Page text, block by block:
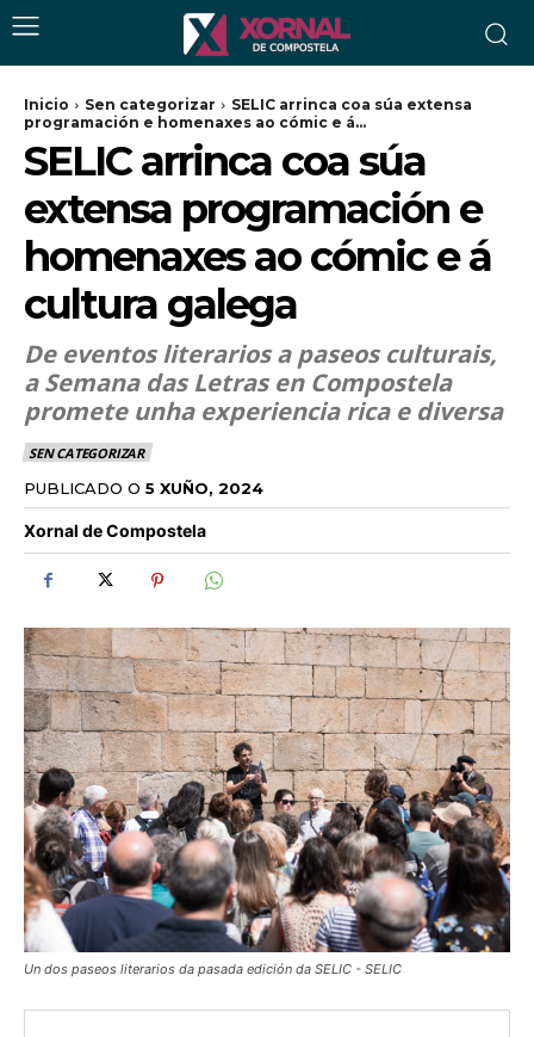
Inicio Sen categorizar
SELIC arrinca coa súa extensa
programación e homenaxes ao cómic e á...
SELIC arrinca coa súa
extensa programación e
homenaxes ao cómic e á
cultura galega
De eventos literarios a paseos culturais,
a Semana das Letras en Compostela
promete unha experiencia rica e diversa
SEN CATEGORIZAR
PUBLICADO O 5 XUÑO, 2024
Xornal de Compostela
Un dos paseos literarios da pasada edición da SELIC - SELIC